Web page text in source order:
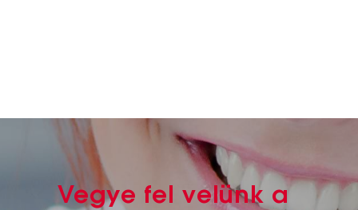
Vegye fel velünk a